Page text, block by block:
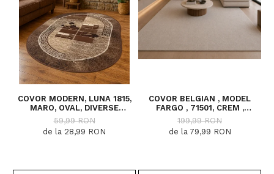
COVOR MODERN, LUNA 1815,
MARO, OVAL, DIVERSE
DIMENSIUNI, 1300 GR/MP
59,99 RON
de la 28,99 RON
COVOR BELGIAN , MODEL
FARGO , 71501, CREM ,
DIVERSE DIMENSIUNI
199,99 RON
de la 79,99 RON